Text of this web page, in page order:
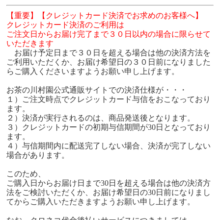
【重要】【クレジットカード決済でお求めのお客様へ】
クレジットカード決済のご利用は
ご注文日からお届け完了まで３０日以内の場合に限らせて
いただきます
お届け予定日まで３０日を超える場合は他の決済方法を
ご利用いただくか、お届け希望日の３０日前になりました
らご購入くださいますようお願い申し上げます。
お茶の川村園公式通販サイトでの決済仕様が・・・
１）ご注文時点でクレジットカード与信をおこなっており
ます。
２）決済が実行されるのは、商品発送後となります。
３）クレジットカードの初期与信期間が30日となっており
ます。
４）与信期間内に配送完了しない場合、決済が完了しない
場合があります。
このため、
ご購入日からお届け日まで30日を超える場合は他の決済方
法をご検討いただくか、お届け希望日の30日前になりまし
てからご購入いただきますようお願い申し上げます。